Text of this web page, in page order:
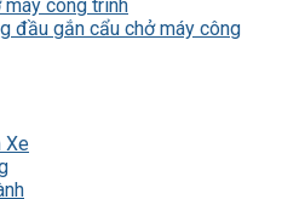
máy công trình
đầu gắn cẩu chở máy công
Xe